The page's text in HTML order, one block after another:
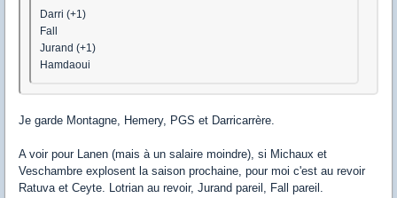
Darri (+1)
Fall
Jurand (+1)
Hamdaoui
Je garde Montagne, Hemery, PGS et Darricarrère.
A voir pour Lanen (mais à un salaire moindre), si Michaux et
Veschambre explosent la saison prochaine, pour moi c'est au revoir
Ratuva et Ceyte. Lotrian au revoir, Jurand pareil, Fall pareil.